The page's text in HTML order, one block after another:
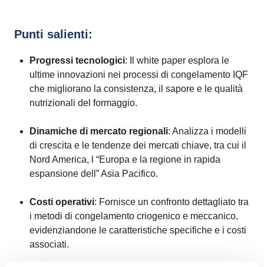
Punti salienti:
Progressi tecnologici: Il white paper esplora le
ultime innovazioni nei processi di congelamento IQF
che migliorano la consistenza, il sapore e le qualità
nutrizionali del formaggio.
Dinamiche di mercato regionali: Analizza i modelli
di crescita e le tendenze dei mercati chiave, tra cui il
Nord America, l “Europa e la regione in rapida
espansione dell” Asia Pacifico.
Costi operativi: Fornisce un confronto dettagliato tra
i metodi di congelamento criogenico e meccanico,
evidenziandone le caratteristiche specifiche e i costi
associati.